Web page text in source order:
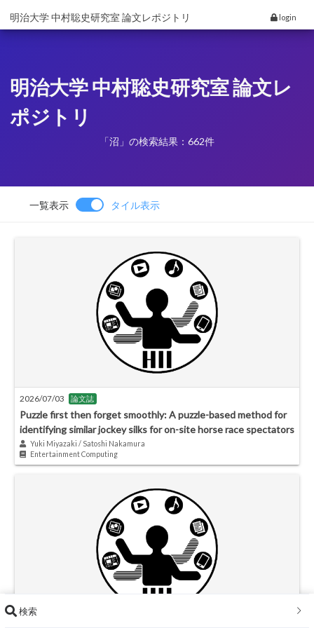
明治大学 中村聡史研究室 論文レポジトリ login
明治大学 中村聡史研究室 論文レ
ポジトリ
「沼」の検索結果：662件
一覧表示 タイル表示
2026/07/03 論文誌
Puzzle first then forget smoothly: A puzzle-based method for
identifying similar jockey silks for on-site horse race spectators
Yuki Miyazaki / Satoshi Nakamura
Entertainment Computing
検索